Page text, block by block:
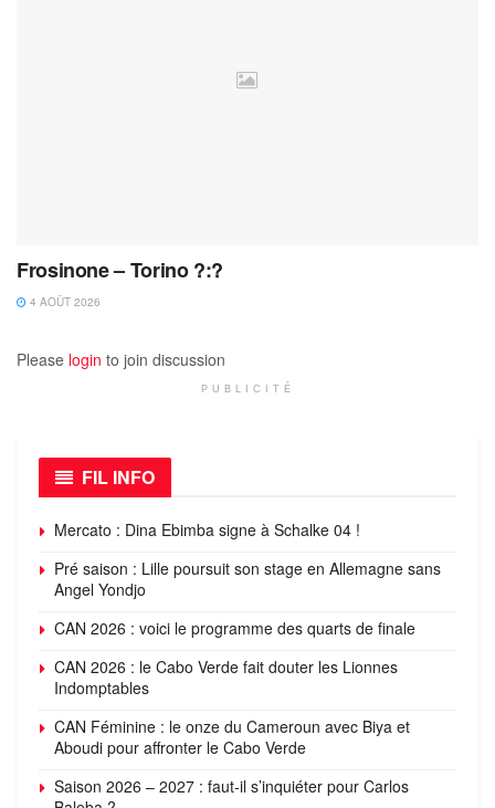
Frosinone – Torino ?:?
4 AOÛT 2026
Please login to join discussion
PUBLICITÉ
FIL INFO
Mercato : Dina Ebimba signe à Schalke 04 !
Pré saison : Lille poursuit son stage en Allemagne sans
Angel Yondjo
CAN 2026 : voici le programme des quarts de finale
CAN 2026 : le Cabo Verde fait douter les Lionnes
Indomptables
CAN Féminine : le onze du Cameroun avec Biya et
Aboudi pour affronter le Cabo Verde
Saison 2026 – 2027 : faut-il s’inquiéter pour Carlos